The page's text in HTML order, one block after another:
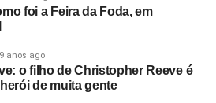
foi a Feira da Foda, em
9 anos ago
o filho de Christopher Reeve é
de muita gente